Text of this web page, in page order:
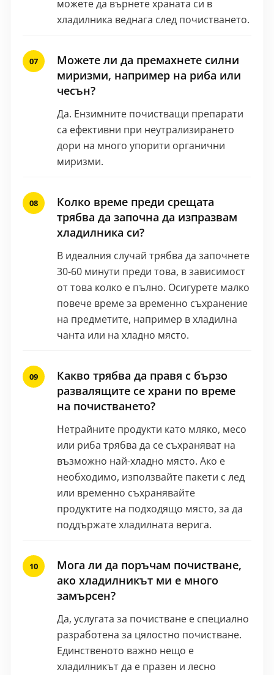
можете да върнете храната си в
хладилника веднага след почистването.
Можете ли да премахнете силни
миризми, например на риба или
чесън?
Да. Ензимните почистващи препарати
са ефективни при неутрализирането
дори на много упорити органични
миризми.
Колко време преди срещата
трябва да започна да изпразвам
хладилника си?
В идеалния случай трябва да започнете
30-60 минути преди това, в зависимост
от това колко е пълно. Осигурете малко
повече време за временно съхранение
на предметите, например в хладилна
чанта или на хладно място.
Какво трябва да правя с бързо
развалящите се храни по време
на почистването?
Нетрайните продукти като мляко, месо
или риба трябва да се съхраняват на
възможно най-хладно място. Ако е
необходимо, използвайте пакети с лед
или временно съхранявайте
продуктите на подходящо място, за да
поддържате хладилната верига.
Мога ли да поръчам почистване,
ако хладилникът ми е много
замърсен?
Да, услугата за почистване е специално
разработена за цялостно почистване.
Единственото важно нещо е
хладилникът да е празен и лесно